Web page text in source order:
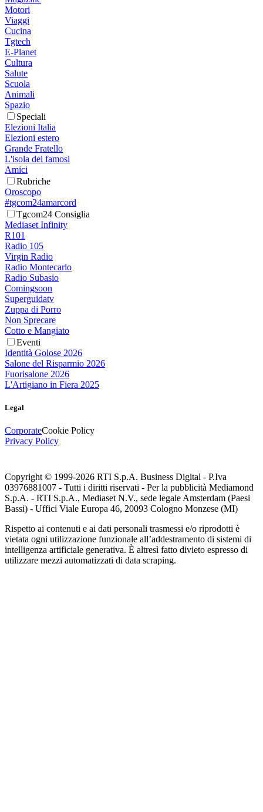
Motori
Viaggi
Cucina
Tgtech
E-Planet
Cultura
Salute
Scuola
Animali
Spazio
Speciali
Elezioni Italia
Elezioni estero
Grande Fratello
L'isola dei famosi
Amici
Rubriche
Oroscopo
#tgcom24amarcord
Tgcom24 Consiglia
Mediaset Infinity
R101
Radio 105
Virgin Radio
Radio Montecarlo
Radio Subasio
Comingsoon
Superguidatv
Zuppa di Porro
Non Sprecare
Cotto e Mangiato
Eventi
Identità Golose 2026
Salone del Risparmio 2026
Fuorisalone 2026
L'Artigiano in Fiera 2025
Legal
CorporateCookie Policy
Privacy Policy
Copyright © 1999-2026 RTI S.p.A. Business Digital - P.Iva
03976881007 - Tutti i diritti riservati - Per la pubblicità Mediamond
S.p.A. - RTI S.p.A., Mediaset N.V., sede legale Amsterdam (Paesi
Bassi) - Uffici Viale Europa 46, 20093 Cologno Monzese (MI)
Rispetto ai contenuti e ai dati personali trasmessi e/o riprodotti è
vietata ogni utilizzazione funzionale all’addestramento di sistemi di
intelligenza artificiale generativa. È altresì fatto divieto espresso di
utilizzare mezzi automatizzati di data scraping.